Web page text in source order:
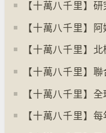
【十萬八千里】